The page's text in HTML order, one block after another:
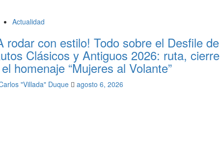
Actualidad
rodar con estilo! Todo sobre el Desfile de
Clásicos y Antiguos 2026: ruta,
homenaje “Mujeres al Volante”
"Villada" Duque agosto 6, 2026